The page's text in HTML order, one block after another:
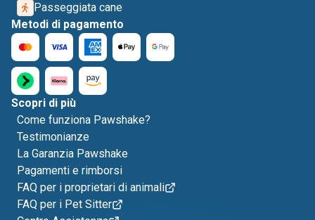
Passeggiata cane
Metodi di pagamento
Scopri di più
Come funziona Pawshake?
Testimonianze
La Garanzia Pawshake
Pagamenti e rimborsi
FAQ per i proprietari di animali
FAQ per i Pet Sitter